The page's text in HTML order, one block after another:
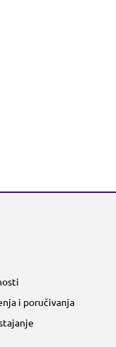
i poručivanja